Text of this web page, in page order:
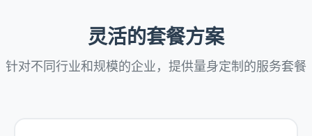
灵活的套餐方案
针对不同行业和规模的企业，提供量身定制的服务套餐